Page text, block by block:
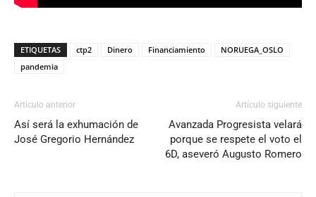
ETIQUETAS ctp2 Dinero Financiamiento
NORUEGA_OSLO
pandemia
Artículo anterior
Así será la exhumación de
José Gregorio Hernández
Artículo siguiente
Avanzada Progresista velará
porque se respete el voto el
6D, aseveró Augusto Romero